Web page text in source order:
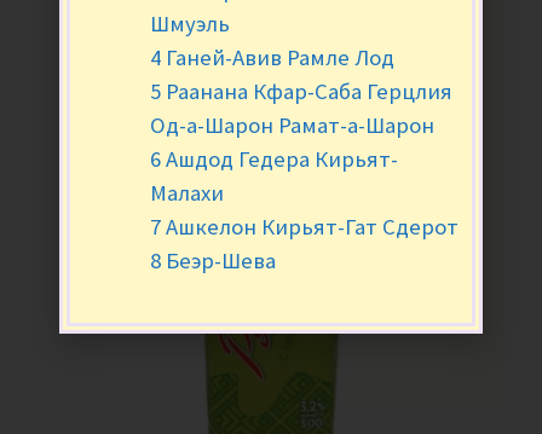
Шмуэль
4 Ганей-Авив Рамле Лод
5 Раанана Кфар-Саба Герцлия
Од-а-Шарон Рамат-а-Шарон
6 Ашдод Гедера Кирьят-
Малахи
7 Ашкелон Кирьят-Гат Сдерот
8 Беэр-Шева